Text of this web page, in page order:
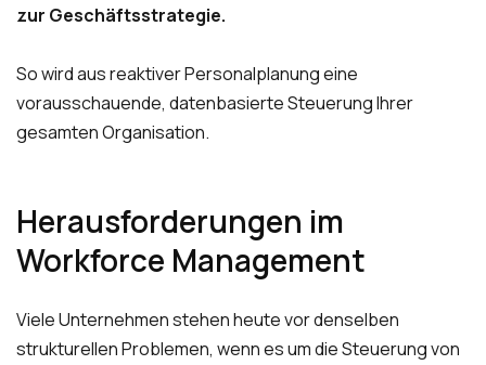
zur Geschäftsstrategie.
So wird aus reaktiver Personalplanung eine
vorausschauende, datenbasierte Steuerung Ihrer
gesamten Organisation.
Herausforderungen im
Workforce Management
Viele Unternehmen stehen heute vor denselben
strukturellen Problemen, wenn es um die Steuerung von